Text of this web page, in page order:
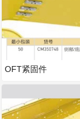
OFT紧固件